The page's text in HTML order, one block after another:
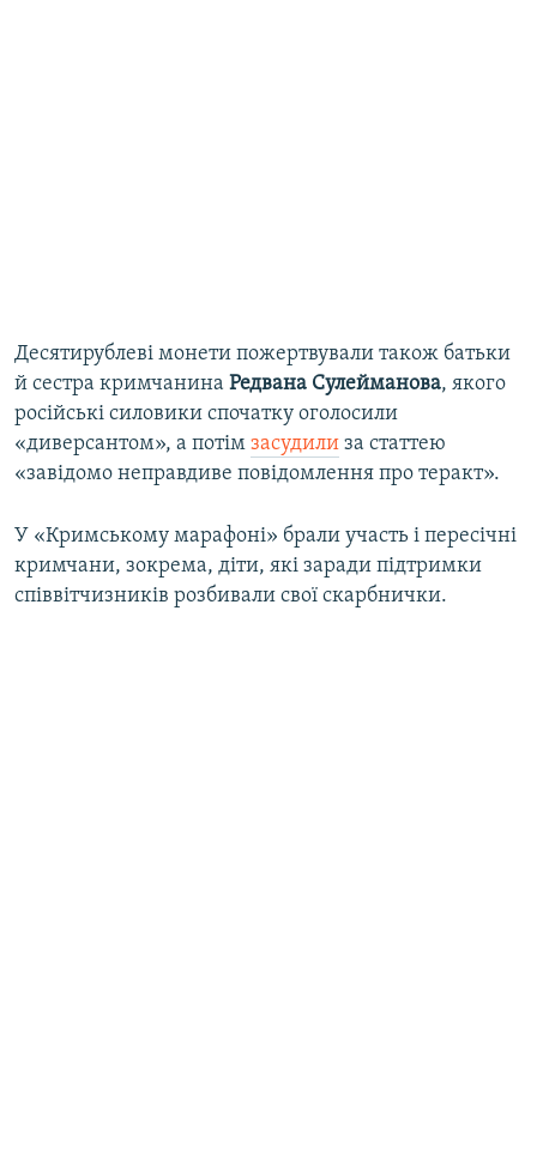
Десятирублеві монети пожертвували також батьки
й сестра кримчанина Редвана Сулейманова, якого
російські силовики спочатку оголосили
«диверсантом», а потім засудили за статтею
«завідомо неправдиве повідомлення про теракт».
У «Кримському марафоні» брали участь і пересічні
кримчани, зокрема, діти, які заради підтримки
співвітчизників розбивали свої скарбнички.